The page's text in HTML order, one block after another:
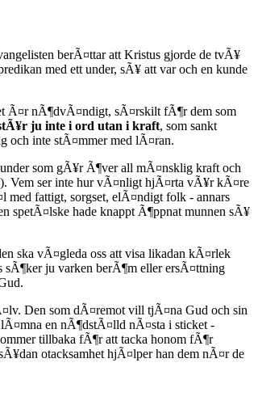
berÃ¤ttar att Kristus gjorde de tvÃ¥
med ett under, sÃ¥ att var och en kunde
Ã¤r nÃ¶dvÃ¤ndigt, sÃ¤rskilt fÃ¶r dem som
ju inte i ord utan i kraft, som sankt
och inte stÃ¤mmer med lÃ¤ran.
som gÃ¥r Ã¶ver all mÃ¤nsklig kraft och
Vem ser inte hur vÃ¤nligt hjÃ¤rta vÃ¥r kÃ¤re
fattigt, sorgset, elÃ¤ndigt folk - annars
spetÃ¤lske hade knappt Ã¶ppnat munnen sÃ¥
ska vÃ¤gleda oss att visa likadan kÃ¤rlek
ju varken berÃ¶m eller ersÃ¤ttning
Den som dÃ¤remot vill tjÃ¤na Gud och sin
en nÃ¶dstÃ¤lld nÃ¤sta i sticket -
tillbaka fÃ¶r att tacka honom fÃ¶r
otacksamhet hjÃ¤lper han dem nÃ¤r de